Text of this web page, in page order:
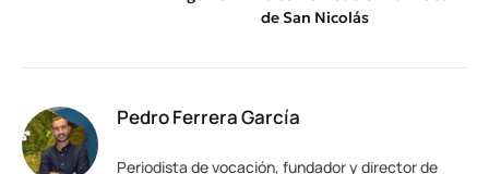
de San Nicolás
Pedro Ferrera García
Periodista de vocación, fundador y director de